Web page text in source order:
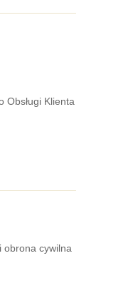
Obsługi Klienta
obrona cywilna